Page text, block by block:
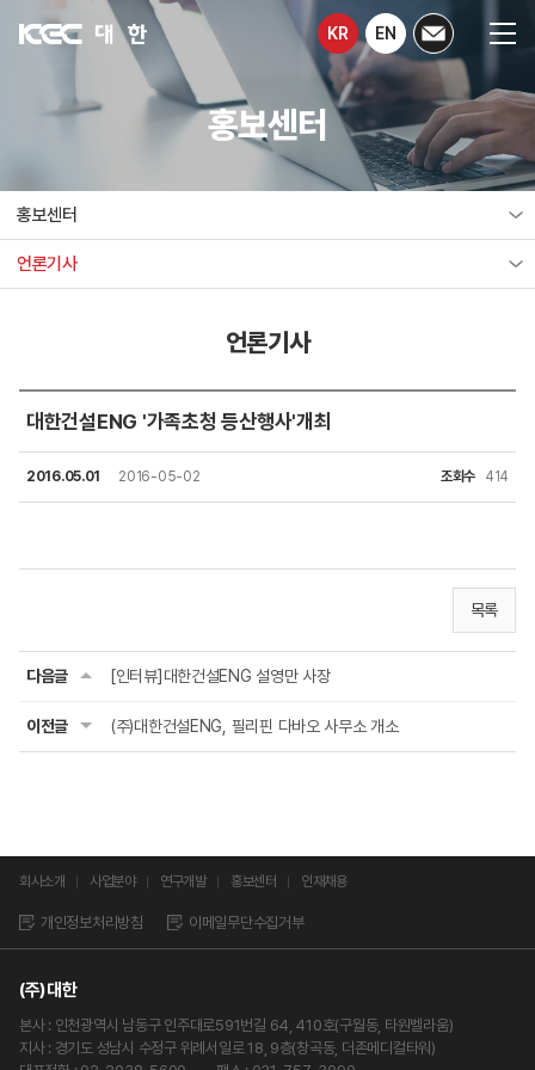
KR EN
홍보센터
홍보센터
언론기사
언론기사
대한건설ENG '가족초청 등산행사'개최
2016.05.01 2016-05-02 조회수 414
목록
다음글 [인터뷰]대한건설ENG 설영만 사장
이전글 (주)대한건설ENG, 필리핀 다바오 사무소 개소
회사소개 사업분야 연구개발 홍보센터 인재채용
개인정보처리방침 이메일무단수집거부
(주)대한
본사 : 인천광역시 남동구 인주대로591번길 64, 410호(구월동, 타원벨라움)
지사 : 경기도 성남시 수정구 위례서일로 18, 9층(창곡동, 더존메디컬타워)